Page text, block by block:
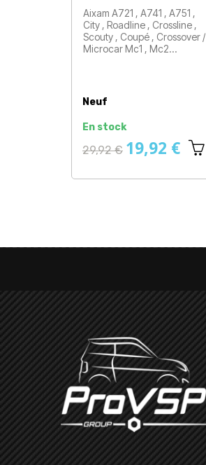
Aixam A721 , A741 , A751 ,
City , Roadline , Crossline ,
Scouty , Coupé , Crossover /
Microcar Mc1 , Mc2…
Neuf
En stock
Prix
normal
29,92 € 19,92 €